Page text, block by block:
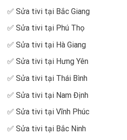
✅ Sửa tivi tại Bắc Giang
✅ Sửa tivi tại Phú Thọ
✅ Sửa tivi tại Hà Giang
✅ Sửa tivi tại Hưng Yên
✅ Sửa tivi tại Thái Bình
✅ Sửa tivi tại Nam Định
✅ Sửa tivi tại Vĩnh Phúc
✅ Sửa tivi tại Bắc Ninh